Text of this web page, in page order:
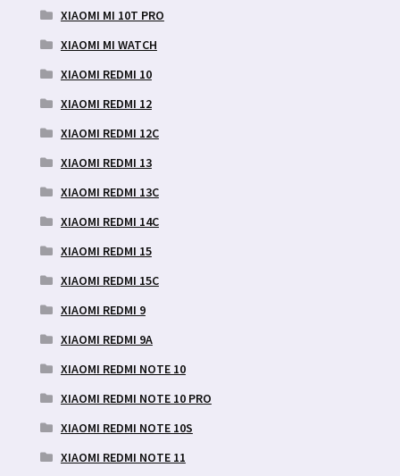
XIAOMI MI 10T PRO
XIAOMI MI WATCH
XIAOMI REDMI 10
XIAOMI REDMI 12
XIAOMI REDMI 12C
XIAOMI REDMI 13
XIAOMI REDMI 13C
XIAOMI REDMI 14C
XIAOMI REDMI 15
XIAOMI REDMI 15C
XIAOMI REDMI 9
XIAOMI REDMI 9A
XIAOMI REDMI NOTE 10
XIAOMI REDMI NOTE 10 PRO
XIAOMI REDMI NOTE 10S
XIAOMI REDMI NOTE 11